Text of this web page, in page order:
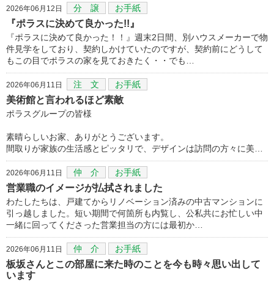
2026年06月12日 分 譲 お手紙
『ポラスに決めて良かった!!』
『ポラスに決めて良かった！！』週末2日間、別ハウスメーカーで物
件見学をしており、契約しかけていたのですが、契約前にどうして
もこの目でポラスの家を見ておきたく・・でも…
2026年06月11日 注 文 お手紙
美術館と言われるほど素敵
ポラスグループの皆様
素晴らしいお家、ありがとうございます。
間取りが家族の生活感とピッタリで、デザインは訪問の方々に美…
2026年06月11日 仲 介 お手紙
営業職のイメージが払拭されました
わたしたちは、戸建てからリノベーション済みの中古マンションに
引っ越しました。短い期間で何箇所も内覧し、公私共にお忙しい中
一緒に回ってくださった営業担当の方には最初か…
2026年06月11日 仲 介 お手紙
板坂さんとこの部屋に来た時のことを今も時々思い出して
います